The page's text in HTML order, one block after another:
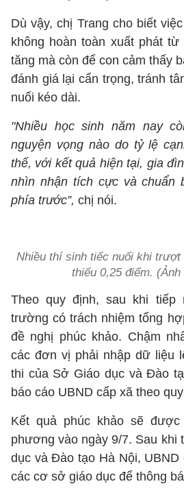
Dù vậy, chị Trang cho biết
không hoàn toàn xuất phát
tăng mà còn để con cảm thấy
đánh giá lại cẩn trọng, tránh
nuối kéo dài.
"Nhiều học sinh năm nay
nguyện vọng nào do tỷ lệ
thế, với kết quả hiện tại, gia
nhìn nhận tích cực và chuẩn
phía trước”, chị nói.
Nhiều thí sinh tiếc nuối khi trượt
thiếu 0,25 điểm. (Ảnh
Theo quy định, sau khi tiếp
trường có trách nhiệm tổng
đề nghị phúc khảo. Chậm
các đơn vị phải nhập dữ liệu
thi của Sở Giáo dục và Đào
báo cáo UBND cấp xã theo
Kết quả phúc khảo sẽ
phương vào ngày 9/7. Sau khi
dục và Đào tạo Hà Nội, UBND
các cơ sở giáo dục để thông